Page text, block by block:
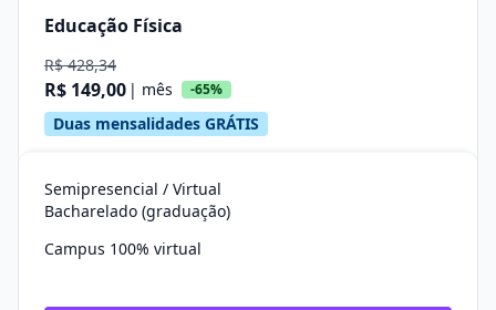
Educação Física
R$ 428,34
R$ 149,00 | mês -65%
Duas mensalidades GRÁTIS
Semipresencial / Virtual
Bacharelado (graduação)
Campus 100% virtual